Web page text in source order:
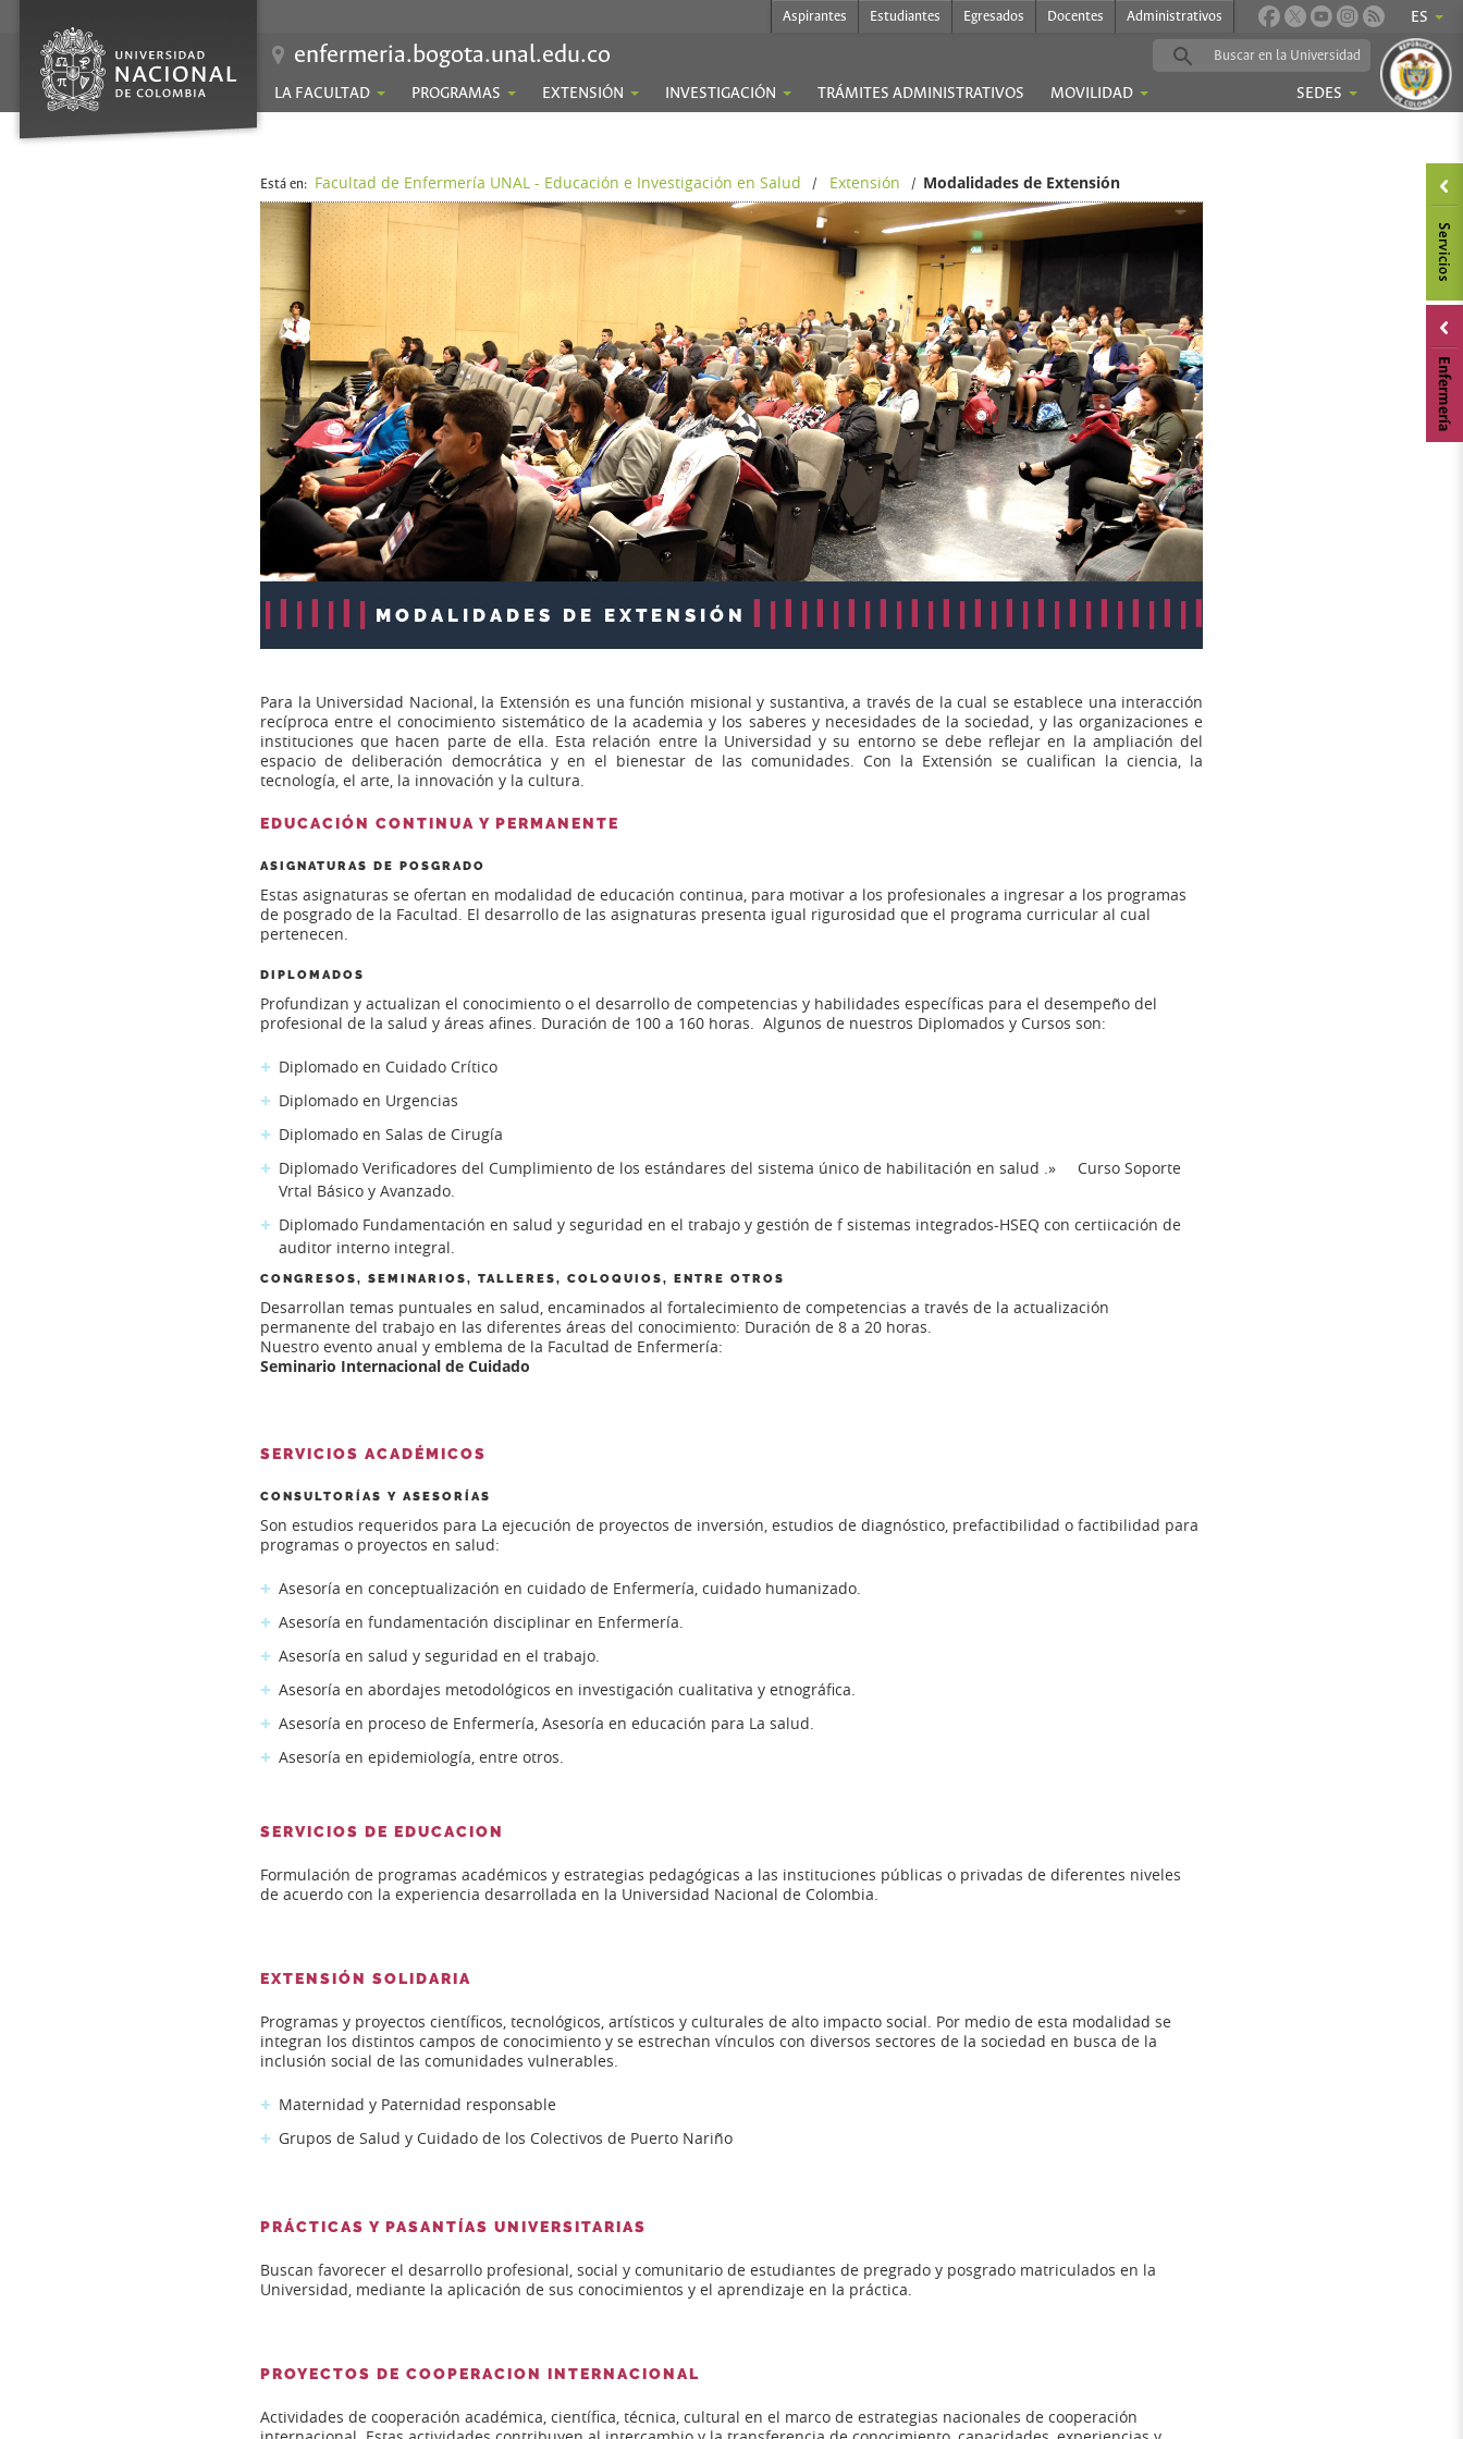
ES
Aspirantes Estudiantes Egresados Docentes Administrativos
enfermeria.bogota.unal.edu.co
LA FACULTAD PROGRAMAS EXTENSIÓN INVESTIGACIÓN TRÁMITES ADMINISTRATIVOS MOVILIDAD SEDES
Está en: Facultad de Enfermería UNAL - Educación e Investigación en Salud / Extensión / Modalidades de Extensión
MODALIDADES DE EXTENSIÓN
Para la Universidad Nacional, la Extensión es una función misional y sustanti­va, a través de la cual se establece una interacción
recíproca entre el conocimiento sistemático de la academia y los saberes y necesidades de la sociedad, y las organizaciones e
instituciones que hacen parte de ella. Esta relación entre la Universidad y su entorno se debe reflejar en la ampliación del
espacio de deliberación democrática y en el bienestar de las comunidades. Con la Extensión se cualifican la ciencia, la
tecnología, el arte, la innovación y la cultura.
EDUCACIÓN CONTINUA Y PERMANENTE
ASIGNATURAS DE POSGRADO
Estas asignaturas se ofertan en modalidad de educación continua, para motivar a los profesionales a ingresar a los programas
de posgrado de la Facultad. El desarrollo de las asignaturas presenta igual rigurosidad que el programa curricular al cual
pertenecen.
DIPLOMADOS
Profundizan y actualizan el conocimiento o el desarrollo de competencias y habilidades específicas para el desempeño del
profesional de la salud y áreas afines. Duración de 100 a 160 horas. Algunos de nuestros Diplomados y Cursos son:
Diplomado en Cuidado Crítico
Diplomado en Urgencias
Diplomado en Salas de Cirugía
Diplomado Verificadores del Cumplimiento de los estándares del sistema único de habilitación en salud .» Curso Soporte
Vrtal Básico y Avanzado.
Diplomado Fundamentación en salud y seguridad en el trabajo y gestión de f sistemas integrados-HSEQ con certii­cación de
auditor interno integral.
CONGRESOS, SEMINARIOS, TALLERES, COLOQUIOS, ENTRE OTROS
Desarrollan temas puntuales en salud, encaminados al fortalecimiento de competencias a través de la actualización
permanente del trabajo en las diferentes áreas del conocimiento: Duración de 8 a 20 horas.
Nuestro evento anual y emblema de la Facultad de Enfermería:
Seminario Internacional de Cuidado
SERVICIOS ACADÉMICOS
CONSULTORÍAS Y ASESORÍAS
Son estudios requeridos para La ejecución de proyectos de inversión, estudios de diagnóstico, prefactibilidad o factibilidad para
programas o proyectos en salud:
Asesoría en conceptualización en cuidado de Enfermería, cuidado humanizado.
Asesoría en fundamentación disciplinar en Enfermería.
Asesoría en salud y seguridad en el trabajo.
Asesoría en abordajes metodológicos en investigación cualitativa y etnográfica.
Asesoría en proceso de Enfermería, Asesoría en educación para La salud.
Asesoría en epidemiología, entre otros.
SERVICIOS DE EDUCACION
Formulación de programas académicos y estrategias pedagógicas a las instituciones públicas o privadas de diferentes niveles
de acuerdo con la experiencia desarrollada en la Universidad Nacional de Colombia.
EXTENSIÓN SOLIDARIA
Programas y proyectos científicos, tecnológicos, artísticos y culturales de alto impacto social. Por medio de esta modalidad se
integran los distintos campos de conocimiento y se estrechan víncu­los con diversos sectores de la sociedad en busca de la
inclusión social de las comunidades vulnerables.
Maternidad y Paternidad responsable
Grupos de Salud y Cuidado de los Colectivos de Puerto Nariño
PRÁCTICAS Y PASANTÍAS UNIVERSITARIAS
Buscan favorecer el desarrollo profesional, social y comunitario de estudiantes de pregrado y posgrado matriculados en la
Universidad, mediante la aplicación de sus conocimientos y el aprendizaje en la práctica.
PROYECTOS DE COOPERACION INTERNACIONAL
Actividades de cooperación académica, científica, técnica, cultural en el marco de estrategias nacionales de cooperación